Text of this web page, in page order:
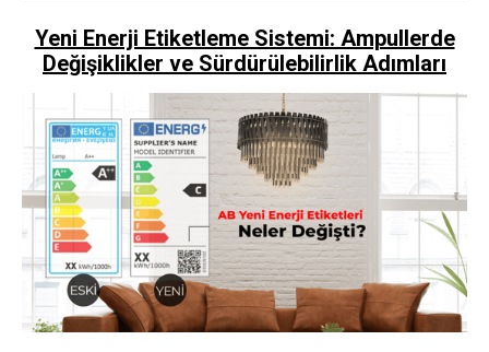
Yeni Enerji Etiketleme Sistemi: Ampullerde
Değişiklikler ve Sürdürülebilirlik Adımları